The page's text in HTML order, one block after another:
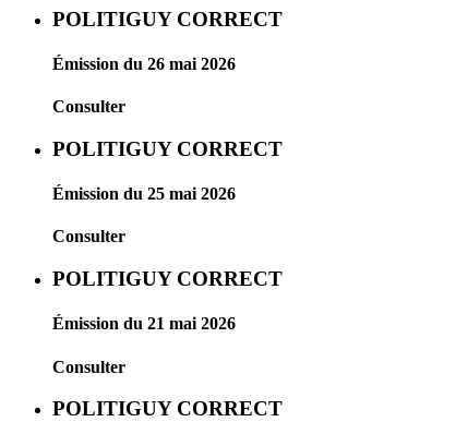
POLITIGUY CORRECT
Émission du 26 mai 2026
Consulter
POLITIGUY CORRECT
Émission du 25 mai 2026
Consulter
POLITIGUY CORRECT
Émission du 21 mai 2026
Consulter
POLITIGUY CORRECT